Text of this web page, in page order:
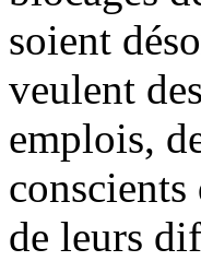
soient
veulent
emplois,
de leurs